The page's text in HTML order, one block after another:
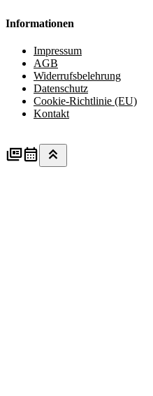
Informationen
Impressum
AGB
Widerrufsbelehrung
Datenschutz
Cookie-Richtlinie (EU)
Kontakt